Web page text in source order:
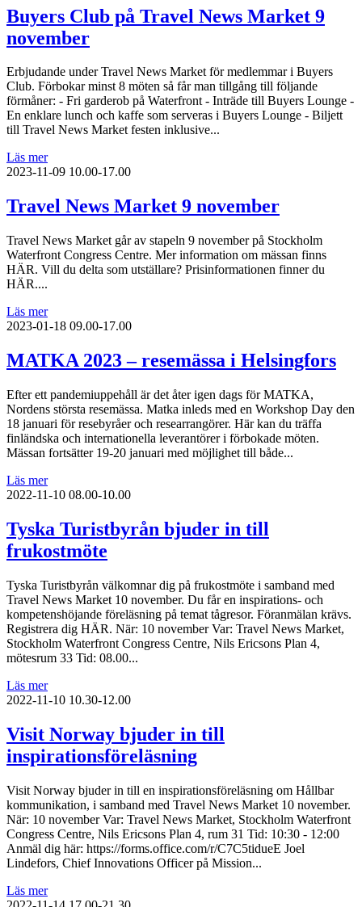
Buyers Club på Travel News Market 9
november
Erbjudande under Travel News Market för medlemmar i Buyers
Club. Förbokar minst 8 möten så får man tillgång till följande
förmåner: - Fri garderob på Waterfront - Inträde till Buyers Lounge -
En enklare lunch och kaffe som serveras i Buyers Lounge - Biljett
till Travel News Market festen inklusive...
Läs mer
2023-11-09 10.00-17.00
Travel News Market 9 november
Travel News Market går av stapeln 9 november på Stockholm
Waterfront Congress Centre. Mer information om mässan finns
HÄR. Vill du delta som utställare? Prisinformationen finner du
HÄR....
Läs mer
2023-01-18 09.00-17.00
MATKA 2023 – resemässa i Helsingfors
Efter ett pandemiuppehåll är det åter igen dags för MATKA,
Nordens största resemässa. Matka inleds med en Workshop Day den
18 januari för resebyråer och researrangörer. Här kan du träffa
finländska och internationella leverantörer i förbokade möten.
Mässan fortsätter 19-20 januari med möjlighet till både...
Läs mer
2022-11-10 08.00-10.00
Tyska Turistbyrån bjuder in till
frukostmöte
Tyska Turistbyrån välkomnar dig på frukostmöte i samband med
Travel News Market 10 november. Du får en inspirations- och
kompetenshöjande föreläsning på temat tågresor. Föranmälan krävs.
Registrera dig HÄR. När: 10 november Var: Travel News Market,
Stockholm Waterfront Congress Centre, Nils Ericsons Plan 4,
mötesrum 33 Tid: 08.00...
Läs mer
2022-11-10 10.30-12.00
Visit Norway bjuder in till
inspirationsföreläsning
Visit Norway bjuder in till en inspirationsföreläsning om Hållbar
kommunikation, i samband med Travel News Market 10 november.
När: 10 november Var: Travel News Market, Stockholm Waterfront
Congress Centre, Nils Ericsons Plan 4, rum 31 Tid: 10:30 - 12:00
Anmäl dig här: https://forms.office.com/r/C7C5tidueE Joel
Lindefors, Chief Innovations Officer på Mission...
Läs mer